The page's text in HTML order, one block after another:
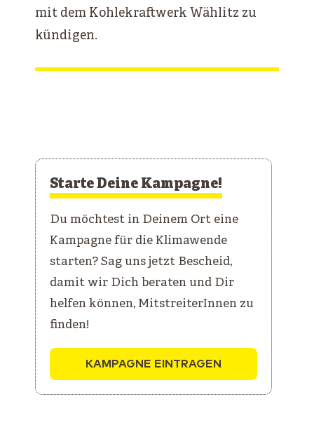
mit dem Kohlekraftwerk Wählitz zu
kündigen.
Starte Deine Kampagne!
Du möchtest in Deinem Ort eine
Kampagne für die Klimawende
starten? Sag uns jetzt Bescheid,
damit wir Dich beraten und Dir
helfen können, MitstreiterInnen zu
finden!
KAMPAGNE EINTRAGEN